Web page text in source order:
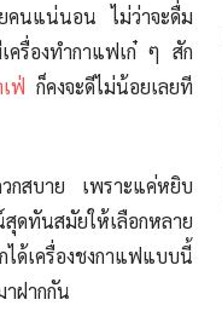
ยคนแน่นอน ไม่ว่าจะดื่ม
ครื่องทำกาแฟเก๋ ๆ สัก
ฟ่ ก็คงจะดีไม่น้อยเลยที
กสบาย เพราะแค่หยิบ
ดทันสมัยให้เลือกหลาย
ด้เครื่องชงกาแฟแบบนี้
ฝากกัน